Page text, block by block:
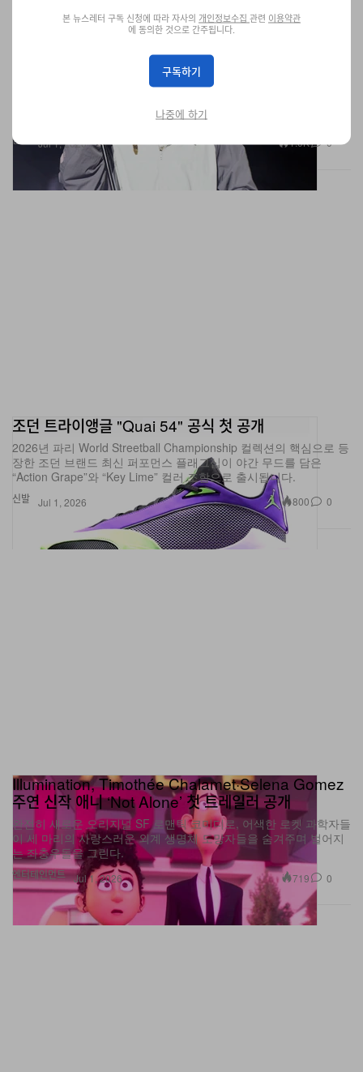
음악
DJ Drama의 “Gangsta Grillz Podcast” 풀 버전에서 Weezy가 전설
짜 이유가 생생한 오디오로 드러났다.
Jul 1, 2026 1.0K 0
신발
조던 트라이앵글 "Quai 54" 공식 첫 공개
2026년 파리 World Streetball Championship 컬렉션의 핵심으로 등
장한 조던 브랜드 최신 퍼포먼스 플래그십이 야간 무드를 담은
“Action Grape”와 “Key Lime” 컬러 조합으로 출시됩니다.
Jul 1, 2026 800 0
엔터테인먼트
Illumination, Timothée Chalamet·Selena Gomez
주연 신작 애니 ‘Not Alone’ 첫 트레일러 공개
완전히 새로운 오리지널 SF 로맨틱 코미디로, 어색한 로켓 과학자들
이 세 마리의 사랑스러운 외계 생명체 도망자들을 숨겨주며 벌어지
는 좌충우돌을 그린다.
Jul 1, 2026 719 0
본 뉴스레터 구독 신청에 따라 자사의 개인정보수집 관련 이용약관
에 동의한 것으로 간주됩니다.
구독하기
나중에 하기